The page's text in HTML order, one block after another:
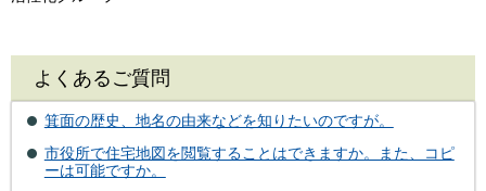
よくあるご質問
箕面の歴史、地名の由来などを知りたいのですが。
市役所で住宅地図を閲覧することはできますか。また、コピ
ーは可能ですか。